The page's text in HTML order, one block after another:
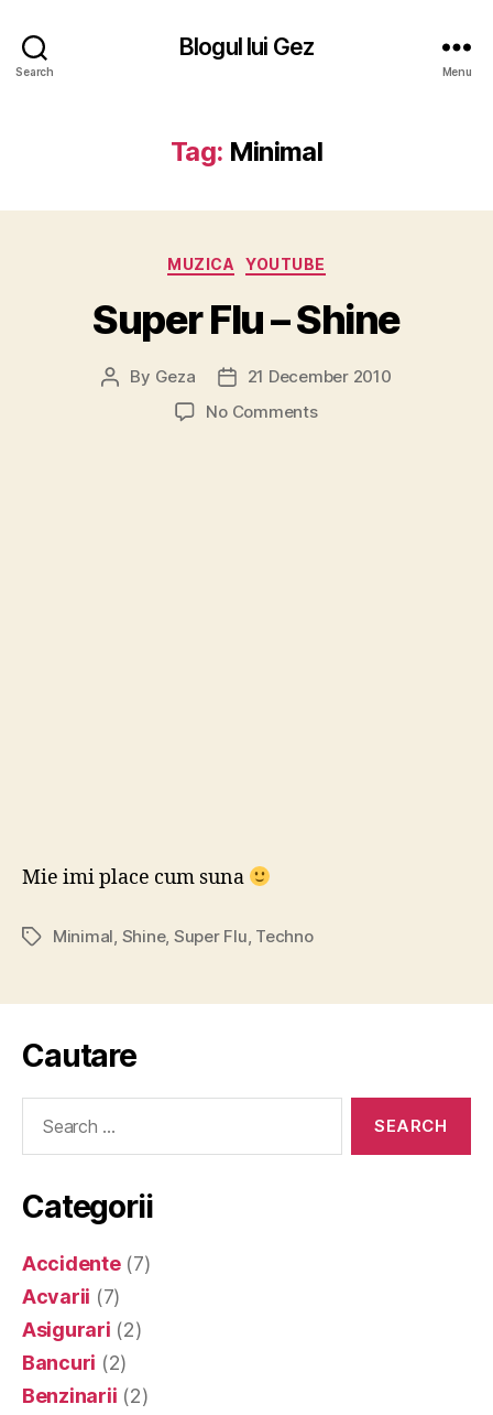
Search
Blogul lui Gez
Menu
Tag: Minimal
Categories
MUZICA YOUTUBE
Super Flu – Shine
Post
By Geza
Post
date
21 December 2010
No Commentson
Mie imi place cum suna
TagsMinimal, Shine, Super Flu, Techno
Cautare
Categorii
Accidente(7)
Acvarii (7)
Asigurari (2)
Bancuri (2)
Benzinarii (2)